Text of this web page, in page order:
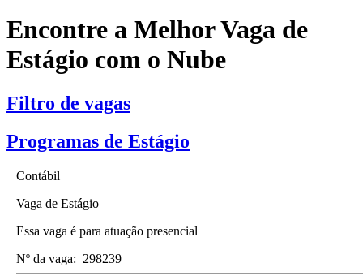
Encontre a Melhor Vaga de
Estágio com o Nube
Filtro de vagas
Programas de Estágio
Contábil
Vaga de Estágio
Essa vaga é para atuação presencial
Nº da vaga: 298239